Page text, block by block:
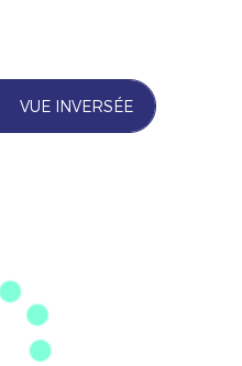
VUE INVERSÉE